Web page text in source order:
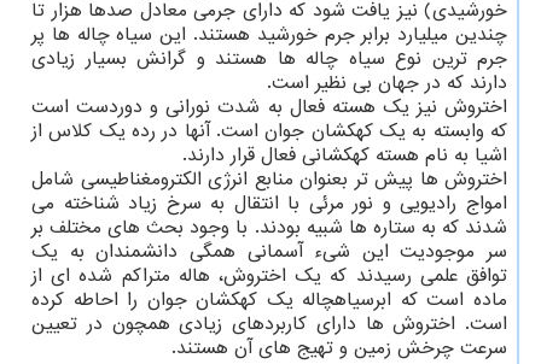
خورشیدی) نیز یافت شود که دارای جرمی معادل صدها هزار تا
چندین میلیارد برابر جرم خورشید هستند. این سیاه چاله ها پر
جرم ترین نوع سیاه چاله ها هستند و گرانش بسیار زیادی
دارند که در جهان بی نظیر است.
اختروش نیز یک هسته فعال به شدت نورانی و دوردست است
که وابسته به یک کهکشان جوان است. آنها در رده یک کلاس از
اشیا به نام هسته کهکشانی فعال قرار دارند.
اختروش ها پیش تر بعنوان منابع انرژی الکترومغناطیسی شامل
امواج رادیویی و نور مرئی با انتقال به سرخ زیاد شناخته می
شدند که به ستاره ها شبیه بودند. با وجود بحث های مختلف بر
سر موجودیت این شیء آسمانی همگی دانشمندان به یک
توافق علمی رسیدند که یک اختروش، هاله متراکم شده ای از
ماده است که ابرسیاهچاله یک کهکشان جوان را احاطه کرده
است. اختروش ها دارای کاربردهای زیادی همچون در تعیین
سرعت چرخش زمین و تهیج های آن هستند.